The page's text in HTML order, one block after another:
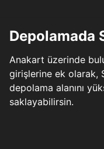
Depolamada
Anakart üzerinde
girişlerine ek olarak,
depolama alanını
saklayabilirsin.